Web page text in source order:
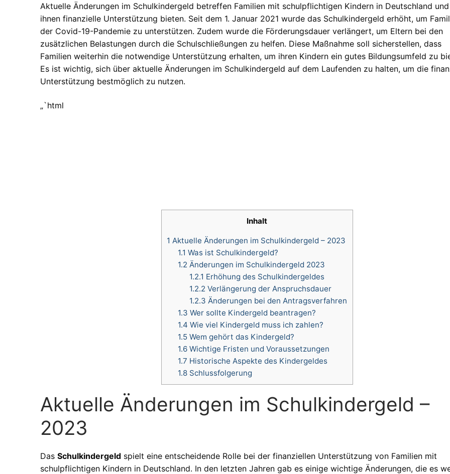
Aktuelle Änderungen im Schulkindergeld betreffen Familien mit schulpflichtigen Kindern in Deutschland
ihnen finanzielle Unterstützung bieten. Seit dem 1. Januar 2021 wurde das Schulkindergeld erhöht, um
der Covid-19-Pandemie zu unterstützen. Zudem wurde die Förderungsdauer verlängert, um Eltern bei den
zusätzlichen Belastungen durch die Schulschließungen zu helfen. Diese Maßnahme soll sicherstellen, dass
Familien weiterhin die notwendige Unterstützung erhalten, um ihren Kindern ein gutes Bildungsumfeld zu
Es ist wichtig, sich über aktuelle Änderungen im Schulkindergeld auf dem Laufenden zu halten, um die
Unterstützung bestmöglich zu nutzen.
„`html
Inhalt
1 Aktuelle Änderungen im Schulkindergeld – 2023
1.1 Was ist Schulkindergeld?
1.2 Änderungen im Schulkindergeld 2023
1.2.1 Erhöhung des Schulkindergeldes
1.2.2 Verlängerung der Anspruchsdauer
1.2.3 Änderungen bei den Antragsverfahren
1.3 Wer sollte Kindergeld beantragen?
1.4 Wie viel Kindergeld muss ich zahlen?
1.5 Wem gehört das Kindergeld?
1.6 Wichtige Fristen und Voraussetzungen
1.7 Historische Aspekte des Kindergeldes
1.8 Schlussfolgerung
Aktuelle Änderungen im Schulkindergeld –
2023
Das Schulkindergeld spielt eine entscheidende Rolle bei der finanziellen Unterstützung von Familien mit
schulpflichtigen Kindern in Deutschland. In den letzten Jahren gab es einige wichtige Änderungen, die es